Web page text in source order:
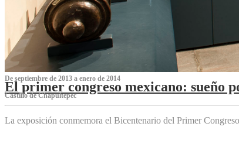
De septiembre de 2013 a enero de 2014
El primer congreso mexicano: sueño
Castillo de Chapultepec
La exposición conmemora el Bicentenario del Primer